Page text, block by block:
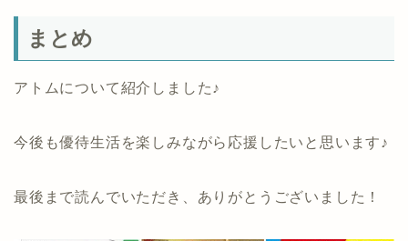
まとめ
アトムについて紹介しました♪
今後も優待生活を楽しみながら応援したいと思います♪
最後まで読んでいただき、ありがとうございました！